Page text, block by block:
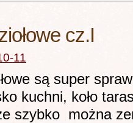
cz.I
11
są super
kuchni, koło
szybko można